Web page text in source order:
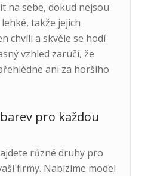
na sebe, dokud nejsou
takže jejich
chvíli a skvěle se hodí
vzhled zaručí, že
ani za horšího
pro každou
různé druhy pro
firmy. Nabízíme model